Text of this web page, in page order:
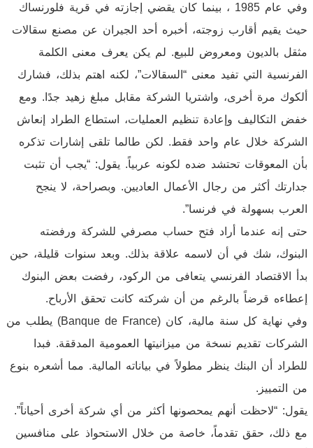
وفي عام 1985 ، بينما كان يقضي إجازته في قرية فلورنساك
حيث يقيم أقارب زوجته، أخبره أحد الجيران عن مصنع سقالات
مثقل بالديون ومعروض للبيع. لم يكن يعرف معنى الكلمة
الفرنسية التي تفيد معنى “السقالات”، لكنه اهتم بذلك، فشارك
ألكوك مرة أخرى، واشتريا الشركة مقابل مبلغ زهيد جدًا. ومع
خفض التكاليف وإعادة تنظيم العمليات، استطاع الطراد إنعاش
الشركة خلال عام واحد فقط. لكن طالما تلقى إشارات تذكره
بأن المعوقات تحتشد ضده لكونه عربياً. يقول: “يجب أن تثبت
جدارتك أكثر من رجال الأعمال العاديين. وبصراحة، لا ينجح
العرب بسهولة في فرنسا”.
حتى إنه عندما أراد فتح حساب مصرفي للشركة ورفضته
البنوك، شك في أن لاسمه علاقة بذلك. وبعد سنوات قليلة، حين
بدأ الاقتصاد الفرنسي يتعافى من الركود، رفضت بعض البنوك
إعطاءه قرضاً بالرغم من أن شركته كانت تحقق الأرباح.
وفي نهاية كل سنة مالية، كان (Banque de France) يطلب من
الشركات تقديم نسخة من ميزانيتها العمومية المدققة. فبدا
للطراد أن البنك ينظر مطولاً في بياناته المالية. مما أشعره بنوع
من التمييز.
يقول: “لاحظت أنهم يمحصونها أكثر من أي شركة أخرى أحياناً”.
مع ذلك، حقق تقدماً، خاصة من خلال الاستحواذ على منافسين